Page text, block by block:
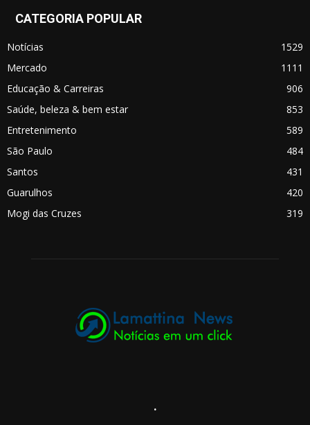
CATEGORIA POPULAR
Notícias
1529
Mercado
1111
Educação & Carreiras
906
Saúde, beleza & bem estar
853
Entretenimento
589
São Paulo
484
Santos
431
Guarulhos
420
Mogi das Cruzes
319
.